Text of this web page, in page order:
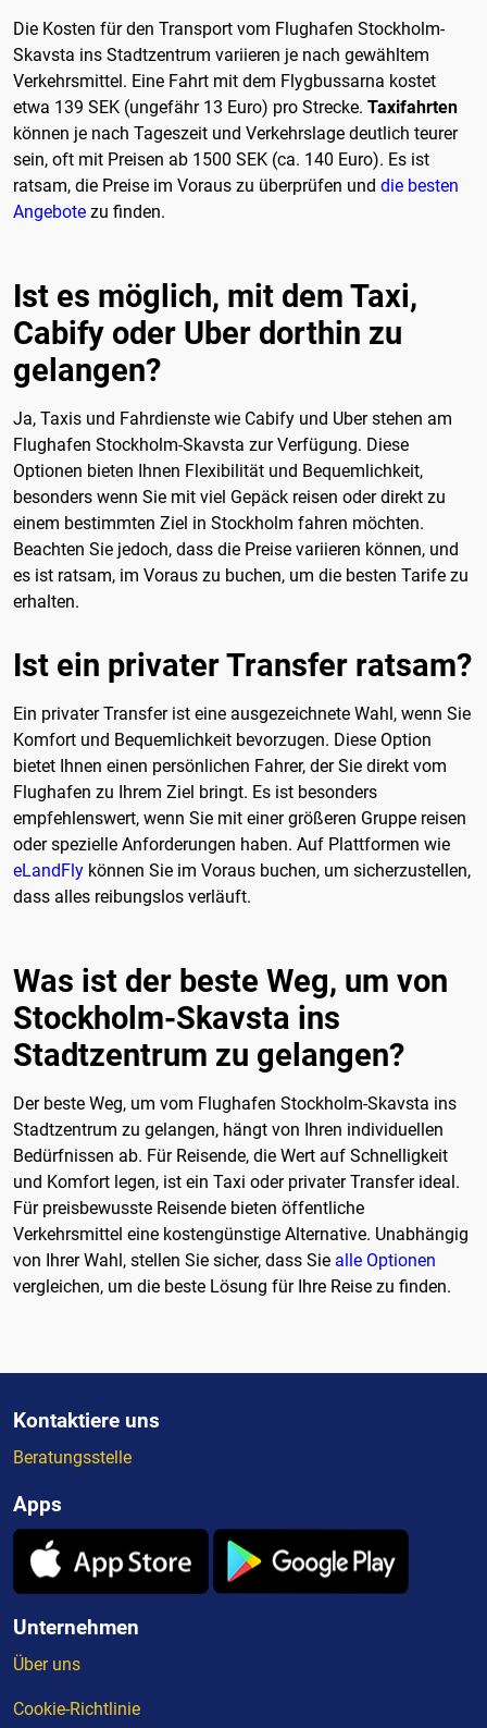
Die Kosten für den Transport vom Flughafen Stockholm-
Skavsta ins Stadtzentrum variieren je nach gewähltem
Verkehrsmittel. Eine Fahrt mit dem Flygbussarna kostet
etwa 139 SEK (ungefähr 13 Euro) pro Strecke. Taxifahrten
können je nach Tageszeit und Verkehrslage deutlich teurer
sein, oft mit Preisen ab 1500 SEK (ca. 140 Euro). Es ist
ratsam, die Preise im Voraus zu überprüfen und die besten
Angebote zu finden.
Ist es möglich, mit dem Taxi,
Cabify oder Uber dorthin zu
gelangen?
Ja, Taxis und Fahrdienste wie Cabify und Uber stehen am
Flughafen Stockholm-Skavsta zur Verfügung. Diese
Optionen bieten Ihnen Flexibilität und Bequemlichkeit,
besonders wenn Sie mit viel Gepäck reisen oder direkt zu
einem bestimmten Ziel in Stockholm fahren möchten.
Beachten Sie jedoch, dass die Preise variieren können, und
es ist ratsam, im Voraus zu buchen, um die besten Tarife zu
erhalten.
Ist ein privater Transfer ratsam?
Ein privater Transfer ist eine ausgezeichnete Wahl, wenn Sie
Komfort und Bequemlichkeit bevorzugen. Diese Option
bietet Ihnen einen persönlichen Fahrer, der Sie direkt vom
Flughafen zu Ihrem Ziel bringt. Es ist besonders
empfehlenswert, wenn Sie mit einer größeren Gruppe reisen
oder spezielle Anforderungen haben. Auf Plattformen wie
eLandFly können Sie im Voraus buchen, um sicherzustellen,
dass alles reibungslos verläuft.
Was ist der beste Weg, um von
Stockholm-Skavsta ins
Stadtzentrum zu gelangen?
Der beste Weg, um vom Flughafen Stockholm-Skavsta ins
Stadtzentrum zu gelangen, hängt von Ihren individuellen
Bedürfnissen ab. Für Reisende, die Wert auf Schnelligkeit
und Komfort legen, ist ein Taxi oder privater Transfer ideal.
Für preisbewusste Reisende bieten öffentliche
Verkehrsmittel eine kostengünstige Alternative. Unabhängig
von Ihrer Wahl, stellen Sie sicher, dass Sie alle Optionen
vergleichen, um die beste Lösung für Ihre Reise zu finden.
Kontaktiere uns
Beratungsstelle
Apps
Unternehmen
Über uns
Cookie-Richtlinie